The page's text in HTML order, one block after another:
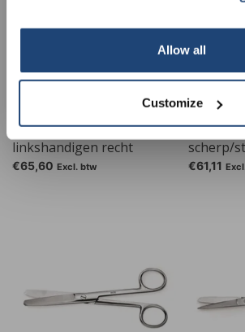
Allow all
Customize
Microscopieschaar voor
linkshandigen recht
€65,60 Excl. btw
Schaar
scherp/
€61,11
€50.00